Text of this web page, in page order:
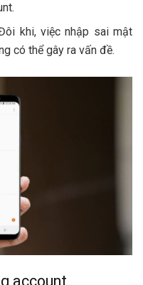
khi, việc nhập sai mật
có thể gây ra vấn đề.
account